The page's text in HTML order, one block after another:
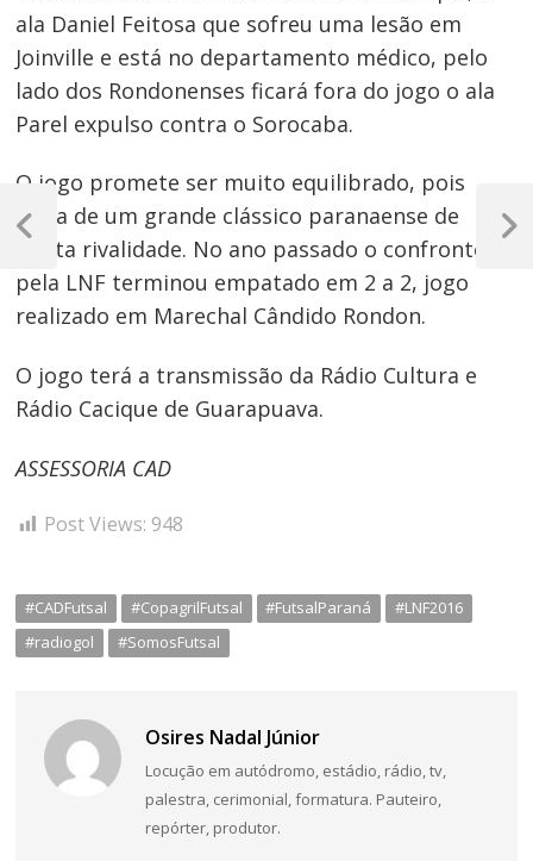
ala Daniel Feitosa que sofreu uma lesão em
Joinville e está no departamento médico, pelo
lado dos Rondonenses ficará fora do jogo o ala
Parel expulso contra o Sorocaba.
O jogo promete ser muito equilibrado, pois
trata de um grande clássico paranaense de
muita rivalidade. No ano passado o confronto
pela LNF terminou empatado em 2 a 2, jogo
realizado em Marechal Cândido Rondon.
O jogo terá a transmissão da Rádio Cultura e
Rádio Cacique de Guarapuava.
ASSESSORIA CAD
Post Views: 948
#CADFutsal #CopagrilFutsal #FutsalParaná
#LNF2016
#radiogol
#SomosFutsal
Osires Nadal Júnior
Locução em autódromo, estádio, rádio, tv,
palestra, cerimonial, formatura. Pauteiro,
repórter, produtor.
Navegação
de
Post
Post
Anterior
Post